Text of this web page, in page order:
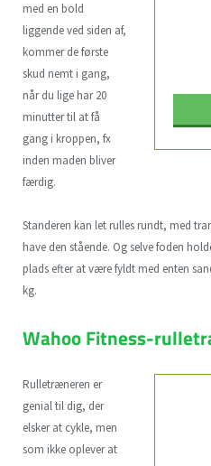
med en bold
liggende ved siden af,
kommer de første
skud nemt i gang,
når du lige har 20
minutter til at få
gang i kroppen, fx
inden maden bliver
færdig.
Standeren kan let rulles rundt, med
have den stående. Og selve foden
plads efter at være fyldt med enten
kg.
Wahoo Fitness-
Rulletræneren er
genial til dig, der
elsker at cykle, men
som ikke oplever at